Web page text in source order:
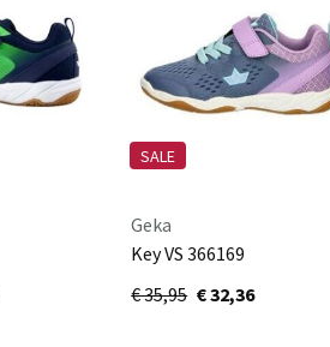
SALE
Geka
Key VS 366169
€ 35,95 € 32,36